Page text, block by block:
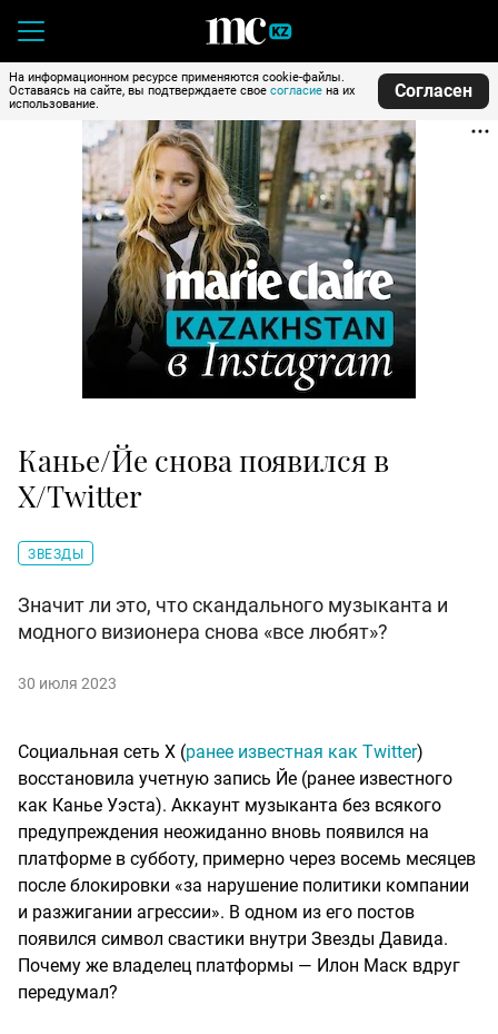
На информационном ресурсе применяются cookie-файлы.
Оставаясь на сайте, вы подтверждаете свое согласие на их
использование.
Согласен
Канье/Йе снова появился в
X/Twitter
ЗВЕЗДЫ
Значит ли это, что скандального музыканта и
модного визионера снова «все любят»?
30 июля 2023
Социальная сеть X (ранее известная как Twitter)
восстановила учетную запись Йе (ранее известного
как Канье Уэста). Аккаунт музыканта без всякого
предупреждения неожиданно вновь появился на
платформе в субботу, примерно через восемь месяцев
после блокировки «за нарушение политики компании
и разжигании агрессии». В одном из его постов
появился символ свастики внутри Звезды Давида.
Почему же владелец платформы — Илон Маск вдруг
передумал?